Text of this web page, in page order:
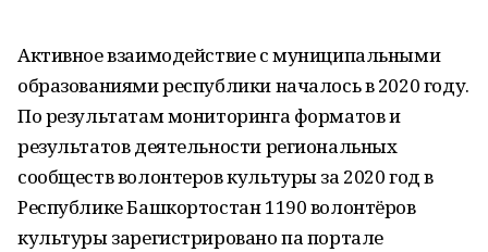
Активное взаимодействие с муниципальными
образованиями республики началось в 2020 году.
По результатам мониторинга форматов и
результатов деятельности региональных
сообществ волонтеров культуры за 2020 год в
Республике Башкортостан 1190 волонтёров
культуры зарегистрировано па портале